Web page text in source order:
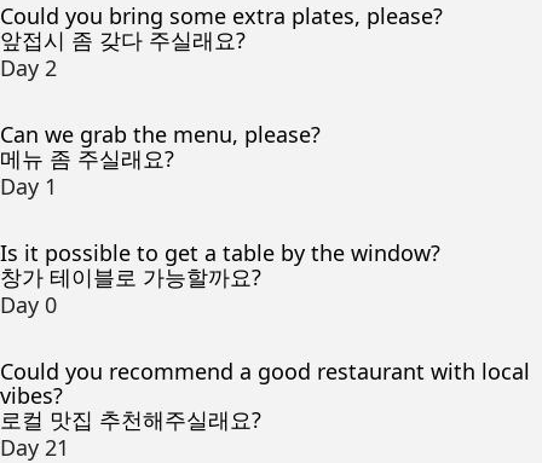
Could you bring some extra plates, please?
앞접시 좀 갖다 주실래요?
Day 2
Can we grab the menu, please?
메뉴 좀 주실래요?
Day 1
Is it possible to get a table by the window?
창가 테이블로 가능할까요?
Day 0
Could you recommend a good restaurant with local
vibes?
로컬 맛집 추천해주실래요?
Day 21